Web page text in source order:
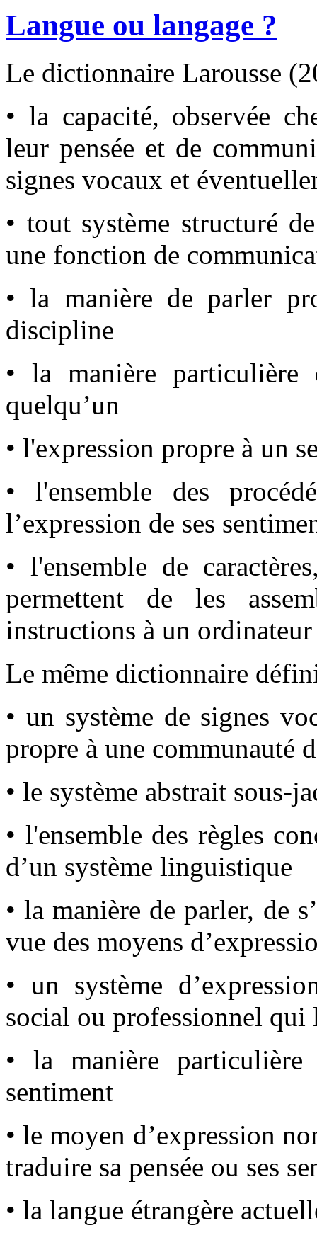
Langue ou langage ?
Le dictionnaire Larousse
• la capacité, observée
leur pensée et de
signes vocaux et
• tout système structuré
une fonction de
• la manière de parler
discipline
• la manière particulière
quelqu’un
• l'expression propre à un
• l'ensemble des
l’expression de ses
• l'ensemble de
permettent de les
instructions à un ordinateur
Le même dictionnaire
• un système de signes
propre à une communauté
• le système abstrait sous-
• l'ensemble des règles
d’un système linguistique
• la manière de parler, de
vue des moyens
• un système
social ou professionnel qui
• la manière
sentiment
• le moyen d’expression
traduire sa pensée ou ses
• la langue étrangère